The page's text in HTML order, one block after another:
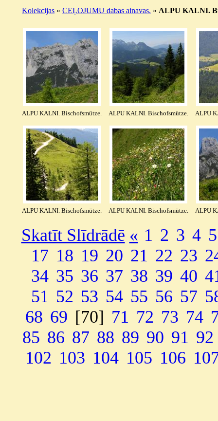
Kolekcijas » CEĻOJUMU dabas ainavas. » ALPU KALNI.
ALPU KALNI. Bischofsmütze. ALPU KALNI. Bischofsmütze. ALPU
ALPU KALNI. Bischofsmütze. ALPU KALNI. Bischofsmütze. ALPU
Skatīt Slīdrādē « 1 2 3 4 5
17 18 19 20 21 22 23
34 35 36 37 38 39 40
51 52 53 54 55 56 57
68 69 [70] 71 72 73 74
85 86 87 88 89 90 91 92
102 103 104 105 106